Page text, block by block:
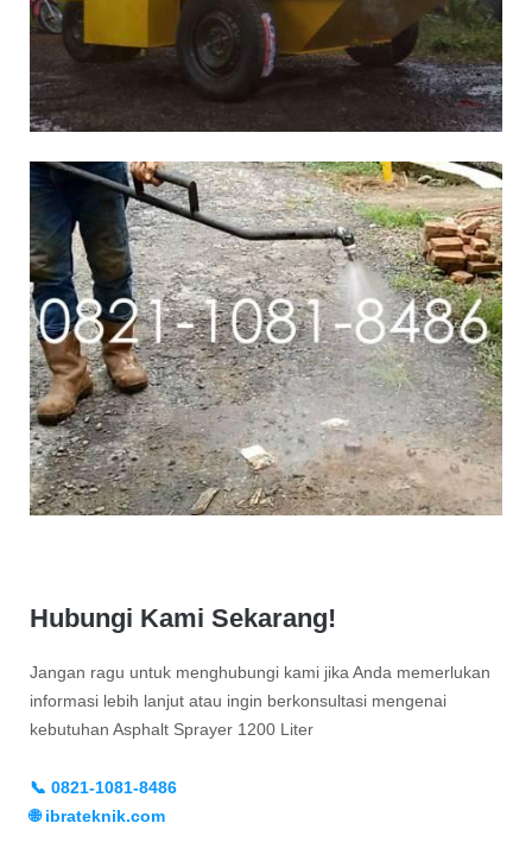
Hubungi Kami Sekarang!
Jangan ragu untuk menghubungi kami jika Anda memerlukan
informasi lebih lanjut atau ingin berkonsultasi mengenai
kebutuhan Asphalt Sprayer 1200 Liter
📞 0821-1081-8486
🌐 ibrateknik.com